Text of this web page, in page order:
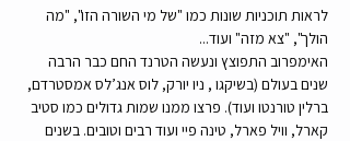
לראות תוכניות שונות כמו "של מי השורה הזו", "מה
הולך", "צא מזה" ועוד...
האימפרוב התפוצץ ונעשה הטרנד החם כבר הרבה
שנים בעולם (בשיקגו , ניו יורק, לוס אנג’לס אמסטרדם,
ברלין טורנטו ועוד). פרצו ממנו שמות גדולים כמו סטיב
קארל, וויל פארל, טינה פיי ועוד רבים וטובים. בשנים